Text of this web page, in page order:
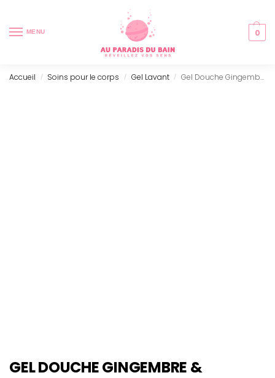
MENU 0
Accueil / Soins pour le corps / Gel Lavant / Gel Douche Gingembre & Mandarine (250ml)
GEL DOUCHE GINGEMBRE &